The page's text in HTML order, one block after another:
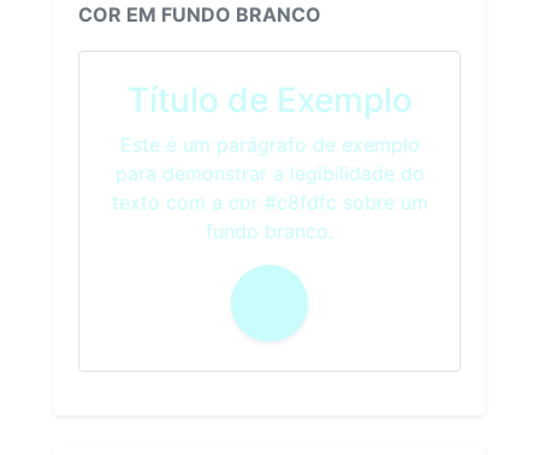
COR EM FUNDO BRANCO
Título de Exemplo
Este é um parágrafo de exemplo
para demonstrar a legibilidade do
texto com a cor #c8fdfc sobre um
fundo branco.